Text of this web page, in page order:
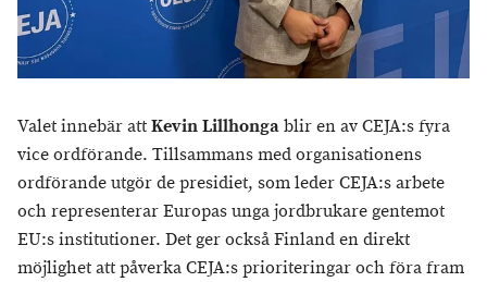
Valet innebär attKevin Lillhongablir en av CEJA:s fyra
vice ordförande. Tillsammans med organisationens
ordförande utgör de presidiet, som leder CEJA:s arbete
och representerar Europas unga jordbrukare gentemot
EU:s institutioner. Det ger också Finland en direkt
möjlighet att påverka CEJA:s prioriteringar och föra fram